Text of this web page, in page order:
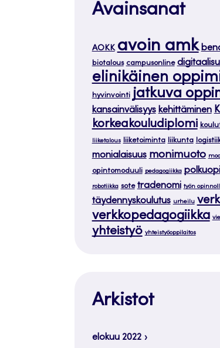
Avainsanat
AOKK avoin amk
biotalous campusonline
elinikäinen
hyvinvointi jatkuva
kansainvälisyys kehittäminen
korkeakouludiplomi
liiketalous liiketoiminta liikunta
monialaisuus monimuoto
opintomoduuli pedagogiikka
robotiikka sote tradenomi työn
täydennyskoulutus urheilu
verkkopedagogiikka
yhteistyö yhteistyöoppilaitos
Arkistot
elokuu 2022